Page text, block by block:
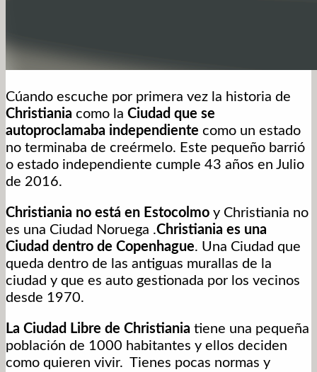
Cúando escuche por primera vez la historia de
Christiania como la Ciudad que se
autoproclamaba independiente como un estado
no terminaba de creérmelo. Este pequeño barrió
o estado independiente cumple 43 años en Julio
de 2016.
Christiania no está en Estocolmo y Christiania no
es una Ciudad Noruega .Christiania es una
Ciudad dentro de Copenhague. Una Ciudad que
queda dentro de las antiguas murallas de la
ciudad y que es auto gestionada por los vecinos
desde 1970.
La Ciudad Libre de Christiania tiene una pequeña
población de 1000 habitantes y ellos deciden
como quieren vivir. Tienes pocas normas y